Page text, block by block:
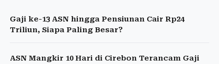
Gaji ke-13 ASN hingga Pensiunan Cair Rp24
Triliun, Siapa Paling Besar?
ASN Mangkir 10 Hari di Cirebon Terancam Gaji